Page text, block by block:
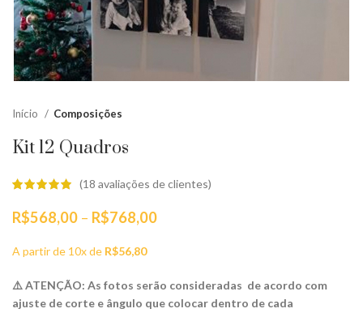
Início Composições
Kit 12 Quadros
(18 avaliações de clientes)
R$568,00 – R$768,00Faixa
através
R$768,00
A partir de 10x de R$56,80
⚠️ ATENÇÃO: As fotos serão consideradas de acordo com
ajuste de corte e ângulo que colocar dentro de cada